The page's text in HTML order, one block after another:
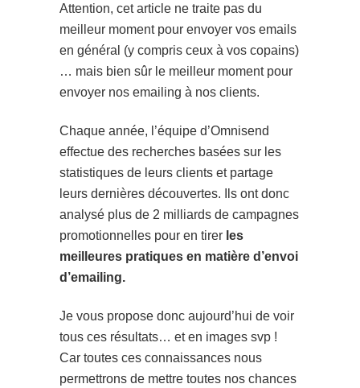
Attention, cet article ne traite pas du
meilleur moment pour envoyer vos emails
en général (y compris ceux à vos copains)
… mais bien sûr le meilleur moment pour
envoyer nos emailing à nos clients.
Chaque année, l’équipe d’Omnisend
effectue des recherches basées sur les
statistiques de leurs clients et partage
leurs dernières découvertes. Ils ont donc
analysé plus de 2 milliards de campagnes
promotionnelles pour en tirer les
meilleures pratiques en matière d’envoi
d’emailing.
Je vous propose donc aujourd’hui de voir
tous ces résultats… et en images svp !
Car toutes ces connaissances nous
permettrons de mettre toutes nos chances